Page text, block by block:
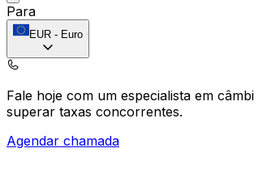
Para
EUR - Euro
Fale hoje com um especialista em
superar taxas concorrentes.
Agendar chamada